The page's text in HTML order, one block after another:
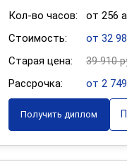
Кол-во часов:
от 256
Стоимость:
от 32
Старая цена:
39 910
Рассрочка:
от 2
Получить диплом